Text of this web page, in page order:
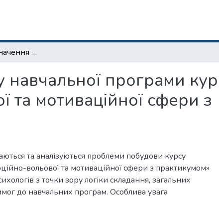
Особливості визначення змісту навчальної програми курсу «Психологія емоційно-вольової та мотиваційної сфери з практикумом»
навчальної програми
та мотиваційної сфери з
та аналізуються проблеми побудови курсу
вольової та мотиваційної сфери з практикумом»
з точки зору логіки складання, загальних
до навчальних програм. Особлива увага